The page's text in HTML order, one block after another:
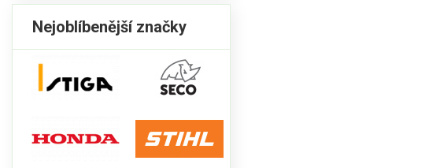
Nejoblíbenější značky